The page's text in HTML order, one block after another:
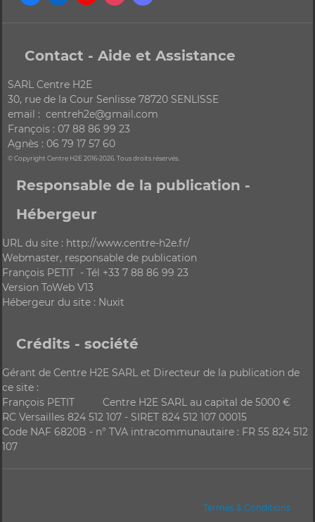
Contact - Aide et Assistance
SARL Centre H2E
30, rue de la Cour Senlisse 78720 SENLISSE
email : centreh2e@gmail.com
François : 07 88 86 99 23
Agnès : 06 79 17 57 60
© Copyright Centre H2E 2016-2026. Tous droits réservés.
Responsable de la publication -
Hébergeur
URL du site : http://www.centre-h2e.fr/
Webmaster, responsable de publication
François PETIT - Tél +33 7 88 86 99 23
Version ToWeb V13
Hébergeur du site : Nuxit
Crédits - société
Gérant de Centre H2E SARL et Directeur de la publication de
ce site :
François PETIT Centre H2E SARL au capital de 5000 €
RC Versailles 824 512 107 - SIRET 824 512 107 00015
Code NAF 6820B - n° TVA intracommunautaire : FR 55 824 512
107
Termes & Conditions